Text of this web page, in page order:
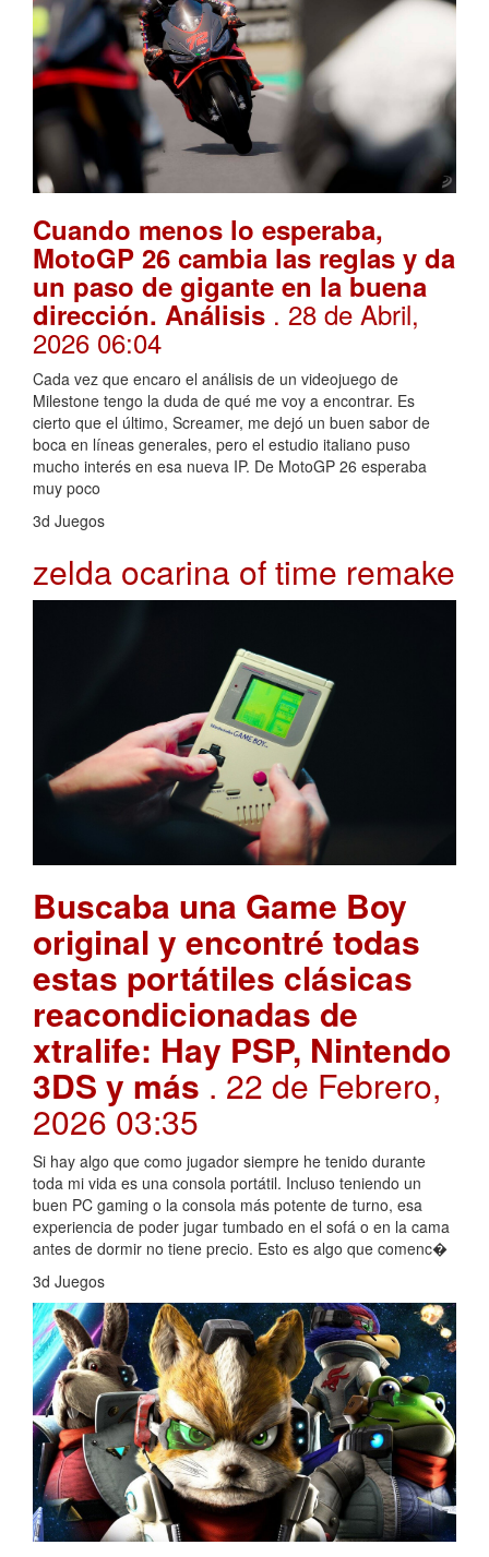
Cuando menos lo esperaba,
MotoGP 26 cambia las reglas y da
un paso de gigante en la buena
dirección. Análisis . 28 de Abril,
2026 06:04
Cada vez que encaro el análisis de un videojuego de
Milestone tengo la duda de qué me voy a encontrar. Es
cierto que el último, Screamer, me dejó un buen sabor de
boca en líneas generales, pero el estudio italiano puso
mucho interés en esa nueva IP. De MotoGP 26 esperaba
muy poco
3d Juegos
zelda ocarina of time remake
Buscaba una Game Boy
original y encontré todas
estas portátiles clásicas
reacondicionadas de
xtralife: Hay PSP, Nintendo
3DS y más. 22 de Febrero,
2026 03:35
Si hay algo que como jugador siempre he tenido durante
toda mi vida es una consola portátil. Incluso teniendo un
buen PC gaming o la consola más potente de turno, esa
experiencia de poder jugar tumbado en el sofá o en la cama
antes de dormir no tiene precio. Esto es algo que comenc�
3d Juegos